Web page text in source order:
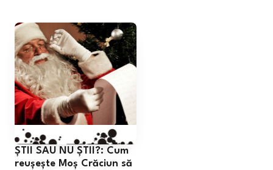
ȘTII SAU NU ȘTII?: Cum
reușește Moș Crăciun să